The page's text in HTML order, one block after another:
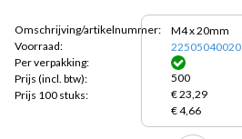
Omschrijving/artikelnummer:
Voorraad:
Per verpakking:
Prijs (incl. btw):
Prijs 100 stuks:
M4 x 20mm
22505040020
500
€ 23,29
€ 4,66